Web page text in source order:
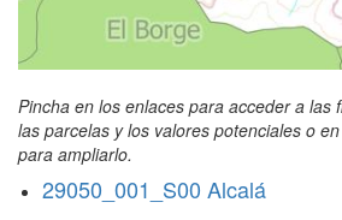
Pincha en los enlaces para acceder a las
las parcelas y los valores potenciales o
para ampliarlo.
29050_001_S00 Alcalá